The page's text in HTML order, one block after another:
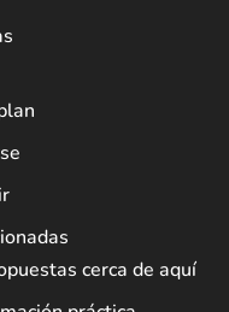
cerca de aquí